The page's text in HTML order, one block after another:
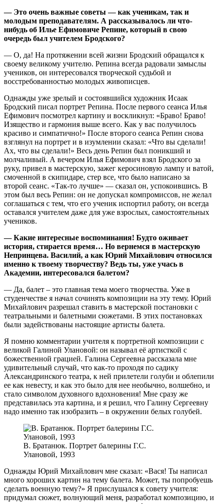
— Это очень важные советы — как ученикам, так и
молодым преподавателям. А рассказывалось ли что-
нибудь об Илье Ефимовиче Репине, который в свою
очередь был учителем Бродского?
— О, да! На протяжении всей жизни Бродский обращался к
своему великому учителю. Репина всегда радовали замыслы
учеников, он интересовался творческой судьбой и
восстребованностью молодых живописцев.
Однажды уже зрелый и состоявшийся художник Исаак
Бродский писал портрет Репина. После первого сеанса Илья
Ефимович посмотрел картину и воскликнул: «Браво! Браво!
Изящество и гармония выше всего. Как у вас получилось
красиво и симпатично!» После второго сеанса Репин снова
взглянул на портрет и в изумлении сказал: «Что вы сделали!
Ах, что вы сделали!» Весь день Репин был поникший и
молчаливый. А вечером Илья Ефимович взял Бродского за
руку, привел в мастерскую, зажег керосиновую лампу и ватой,
смоченной в скипидаре, стер все, что было написано за
второй сеанс. «Так-то лучше» — сказал он, успокоившись. В
этом был весь Репин: он не допускал компромиссов, не желал
соглашаться с тем, что его ученик испортил работу, он всегда
оставался учителем даже для уже взрослых, самостоятельных
учеников.
— Какие интересные воспоминания! Будто оживает
история, стирается время… Но вернемся в мастерскую
Непринцева. Василий, а как Юрий Михайлович относился
именно к твоему творчеству? Ведь ты, уже учась в
Академии, интересовался балетом?
— Да, балет – это главная тема моего творчества. Уже в
студенчестве я начал сочинять композиции на эту тему. Юрий
Михайлович разрешал ставить в мастерской постановки с
театральными и балетными сюжетами. В этих постановках
были задействованы настоящие артисты балета.
Я помню комментарии учителя к портретной композиции с
великой Галиной Улановой: он называл её артисткой с
божественной грацией. Галина Сергеевна рассказала мне
удивительный случай, что как-то проходя по садику
Александринского театра, к ней прилетели голуби и облепили
ее как невесту, и как это было для нее необычно, волшебно, и
стало символом духовного вдохновения! Мне сразу же
представилась эта картина, и я решил, что Галину Сергеевну
надо именно так изобразить – в окружении белых голубей.
В. Братанюк. Портрет балерины Г.С.
Улановой, 1993
Однажды Юрий Михайлович мне сказал: «Вася! Ты написал
много хороших картин на тему балета. Может, ты попробуешь
сделать военную тему?» Я прислушался к совету учителя:
придумал сюжет, волнующий меня, разработал композицию, и